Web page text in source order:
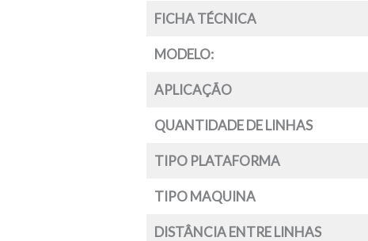
FICHA TÉCNICA
MODELO:
APLICAÇÃO
QUANTIDADE DE LINHAS
TIPO PLATAFORMA
TIPO MAQUINA
DISTÂNCIA ENTRE LINHAS